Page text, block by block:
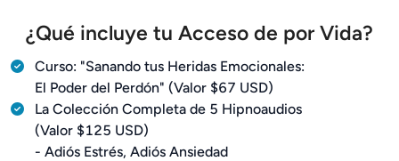
¿Qué incluye tu Acceso de por Vida?
Curso: "Sanando tus Heridas Emocionales:
El Poder del Perdón" (Valor $67 USD)
La Colección Completa de 5 Hipnoaudios
(Valor $125 USD)
- Adiós Estrés, Adiós Ansiedad